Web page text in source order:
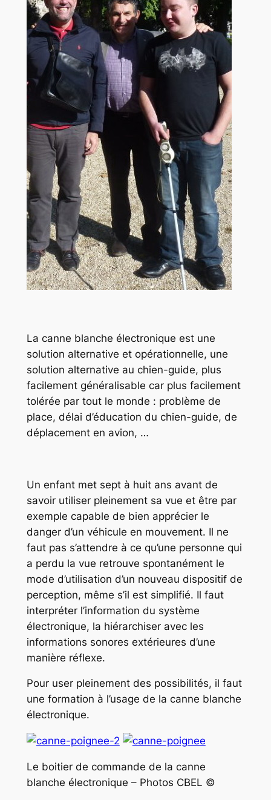
La canne blanche électronique est une
solution alternative et opérationnelle, une
solution alternative au chien-guide, plus
facilement généralisable car plus facilement
tolérée par tout le monde : problème de
place, délai d’éducation du chien-guide, de
déplacement en avion, …
Un enfant met sept à huit ans avant de
savoir utiliser pleinement sa vue et être par
exemple capable de bien apprécier le
danger d’un véhicule en mouvement. Il ne
faut pas s’attendre à ce qu’une personne qui
a perdu la vue retrouve spontanément le
mode d’utilisation d’un nouveau dispositif de
perception, même s’il est simplifié. Il faut
interpréter l’information du système
électronique, la hiérarchiser avec les
informations sonores extérieures d’une
manière réflexe.
Pour user pleinement des possibilités, il faut
une formation à l’usage de la canne blanche
électronique.
Le boitier de commande de la canne
blanche électronique – Photos CBEL ©